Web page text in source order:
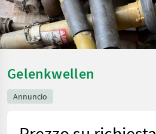
Gelenkwellen
Annuncio